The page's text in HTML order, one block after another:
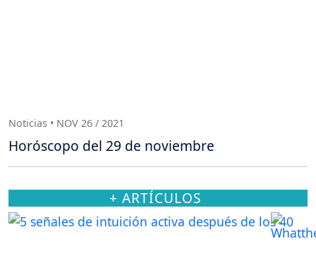
Noticias • NOV 26 / 2021
Horóscopo del 29 de noviembre
+ ARTÍCULOS